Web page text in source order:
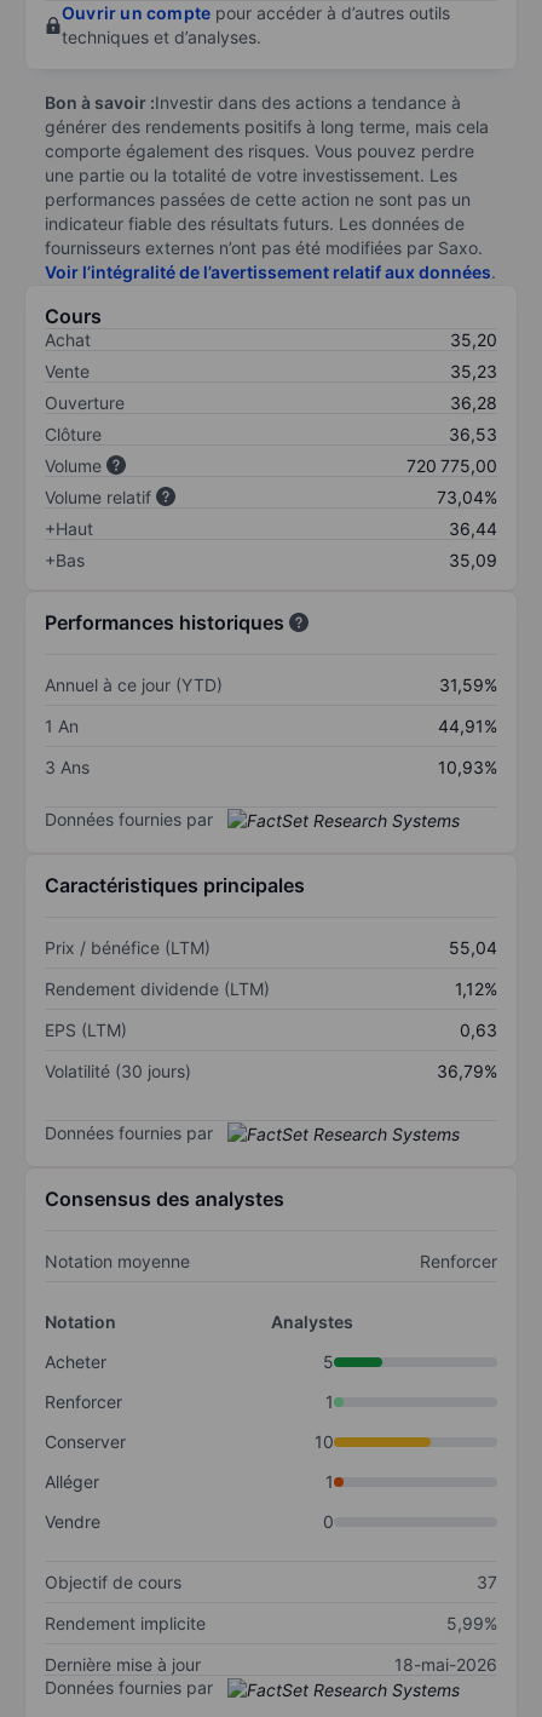
Ouvrir un compte pour accéder à d’autres outils
techniques et d’analyses.
Bon à savoir :Investir dans des actions a tendance à
générer des rendements positifs à long terme, mais cela
comporte également des risques. Vous pouvez perdre
une partie ou la totalité de votre investissement. Les
performances passées de cette action ne sont pas un
indicateur fiable des résultats futurs. Les données de
fournisseurs externes n’ont pas été modifiées par Saxo.
Voir l’intégralité de l’avertissement relatif aux données.
Cours
Achat
35,20
Vente
35,23
Ouverture
36,28
Clôture
36,53
Volume
720 775,00
Volume relatif
73,04%
+Haut
36,44
+Bas
35,09
Performances historiques
Annuel à ce jour (YTD)
31,59%
1 An
44,91%
3 Ans
10,93%
Données fournies par
Caractéristiques principales
Prix / bénéfice (LTM)
55,04
Rendement dividende (LTM)
1,12%
EPS (LTM)
0,63
Volatilité (30 jours)
36,79%
Données fournies par
Consensus des analystes
Notation moyenne Renforcer
Notation
Analystes
Acheter
5
Renforcer
1
Conserver
10
Alléger
1
Vendre
0
Objectif de cours
37
Rendement implicite
5,99%
Dernière mise à jour
18-mai-2026
Données fournies par